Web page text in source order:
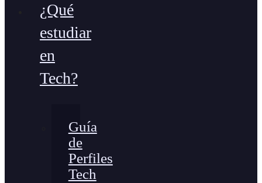
¿Qué
estudiar
en
Tech?
Guía
de
Perfiles
Tech